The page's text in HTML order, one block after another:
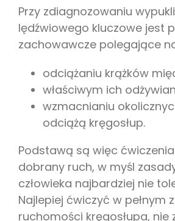
Przy zdiagnozowaniu
lędźwiowego kluczowe jest
zachowawcze polegające
odciążaniu krążków
właściwym ich
wzmacnianiu
odciążą kręgosłup.
Podstawą są więc
dobrany ruch, w myśl
człowieka najbardziej nie
Najlepiej ćwiczyć w pełnym
ruchomości kręgosłupa, nie